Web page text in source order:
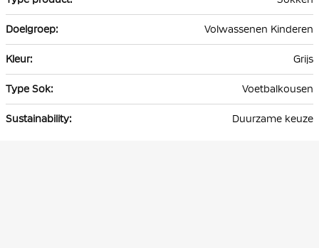
Volwassenen Kinderen
Grijs
Voetbalkousen
Duurzame keuze